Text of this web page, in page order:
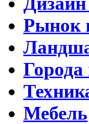
Рынок
Мебель